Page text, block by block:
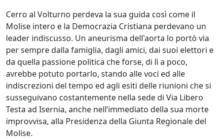
Cerro al Volturno perdeva la sua guida così come il
Molise intero e la Democrazia Cristiana perdevano un
leader indiscusso. Un aneurisma dell'aorta lo portò via
per sempre dalla famiglia, dagli amici, dai suoi elettori e
da quella passione politica che forse, di lì a poco,
avrebbe potuto portarlo, stando alle voci ed alle
indiscrezioni del tempo ed agli esiti delle riunioni che si
susseguivano costantemente nella sede di Via Libero
Testa ad Isernia, anche nell’immediato della sua morte
improvvisa, alla Presidenza della Giunta Regionale del
Molise.